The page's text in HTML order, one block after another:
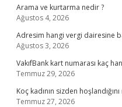
Arama ve kurtarma nedir ?
Ağustos 4, 2026
Adresim hangi vergi dairesine
Ağustos 3, 2026
VakıfBank kart numarası kaç
Temmuz 29, 2026
Koç kadının sizden hoşlandığını
Temmuz 27, 2026